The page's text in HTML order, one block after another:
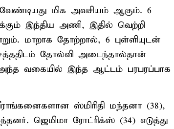
மிக அவசியம் ஆகும். 6
இந்திய அணி, இதில் வெற்றி
மாறாக தோற்றால், 6 புள்ளியுடன்
தோல்வி அடைந்தால்தான்
அந்த வகையில் இந்த ஆட்டம் பரபரப்பாக
ஸ்மிரிதி மந்தனா (38),
ஜெமிமா ரோட்ரிக்ஸ் (34) எடுத்து